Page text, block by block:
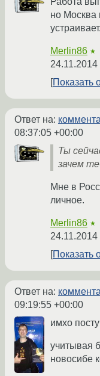
но Москва
устраивает.
Merlin86 ★
Показать
Ответ на:
08:37:05 +00:00
Ты
зачем
Мне в
личное.
Merlin86 ★
Показать
Ответ на:
09:19:55 +00:00
имхо
учитывая
новосибе